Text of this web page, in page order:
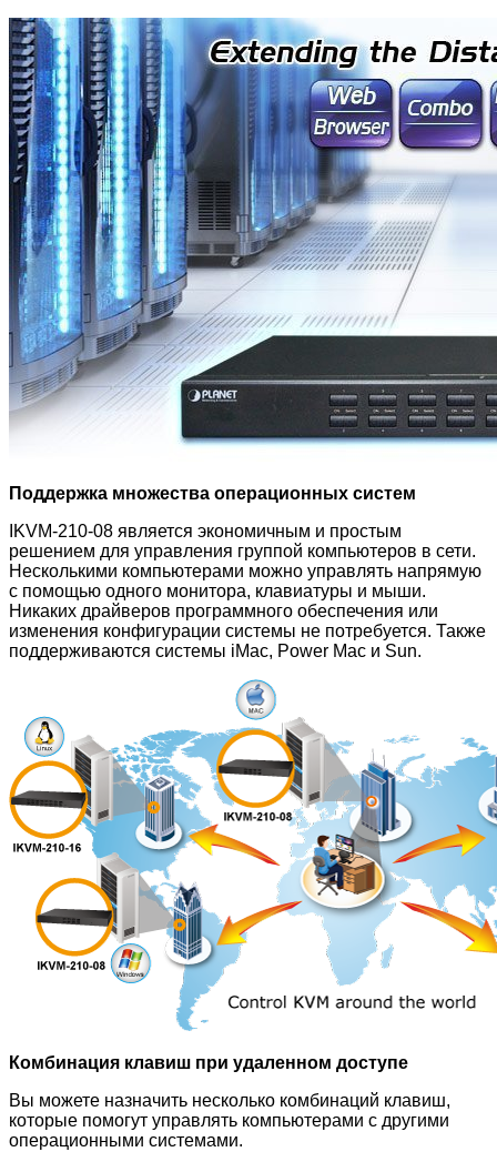
Поддержка множества операционных систем
IKVM-210-08 является экономичным и простым
решением для управления группой компьютеров в сети.
Несколькими компьютерами можно управлять напрямую
с помощью одного монитора, клавиатуры и мыши.
Никаких драйверов программного обеспечения или
изменения конфигурации системы не потребуется. Также
поддерживаются системы iMac, Power Mac и Sun.
Комбинация клавиш при удаленном доступе
Вы можете назначить несколько комбинаций клавиш,
которые помогут управлять компьютерами с другими
операционными системами.